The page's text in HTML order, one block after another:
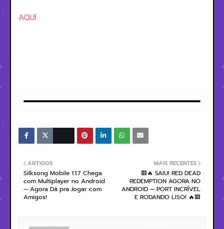
AQUI
MAIS RECENTES
🟥🔥 SAIU! RED DEAD
REDEMPTION AGORA NO
ANDROID — PORT INCRÍVEL
E RODANDO LISO! 🔥🟥
ANTIGOS
Silksong Mobile 1.1.7 Chega
com Multiplayer no Android
— Agora Dá pra Jogar com
Amigos!